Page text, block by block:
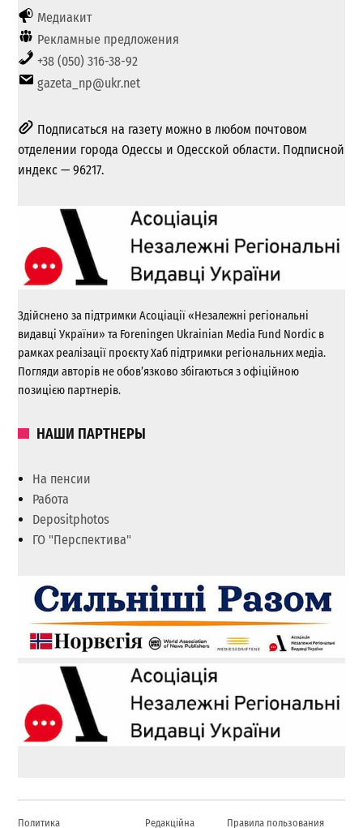
Медиакит
Рекламные предложения
+38 (050) 316-38-92
gazeta_np@ukr.net
Подписаться на газету можно в любом почтовом
отделении города Одессы и Одесской области. Подписной
индекс — 96217.
Здійснено за підтримки Асоціації «Незалежні регіональні
видавці України» та Foreningen Ukrainian Media Fund Nordic в
рамках реалізації проєкту Хаб підтримки регіональних медіа.
Погляди авторів не обов’язково збігаються з офіційною
позицією партнерів.
НАШИ ПАРТНЕРЫ
На пенсии
Работа
Depositphotos
ГО "Перспектива"
Политика Редакційна Правила пользования